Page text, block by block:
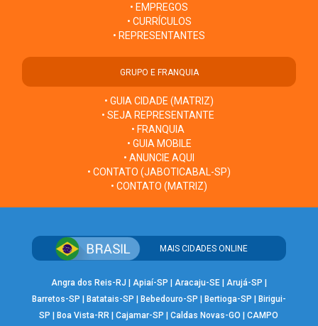
• EMPREGOS
• CURRÍCULOS
• REPRESENTANTES
GRUPO E FRANQUIA
• GUIA CIDADE (MATRIZ)
• SEJA REPRESENTANTE
• FRANQUIA
• GUIA MOBILE
• ANUNCIE AQUI
• CONTATO (JABOTICABAL-SP)
• CONTATO (MATRIZ)
MAIS CIDADES ONLINE
Angra dos Reis-RJ Apiaí-SP Aracaju-SE| Arujá-SP
Barretos-SP
Batatais-SP Bebedouro-SP Bertioga-SP
Birigui-
SP
Boa Vista-RR |Cajamar-SP |Caldas Novas-GO |CAMPO